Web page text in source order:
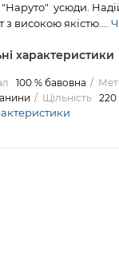
усюди.
з високою якістю....
характеристики
100 % бавовна
Щільність 220